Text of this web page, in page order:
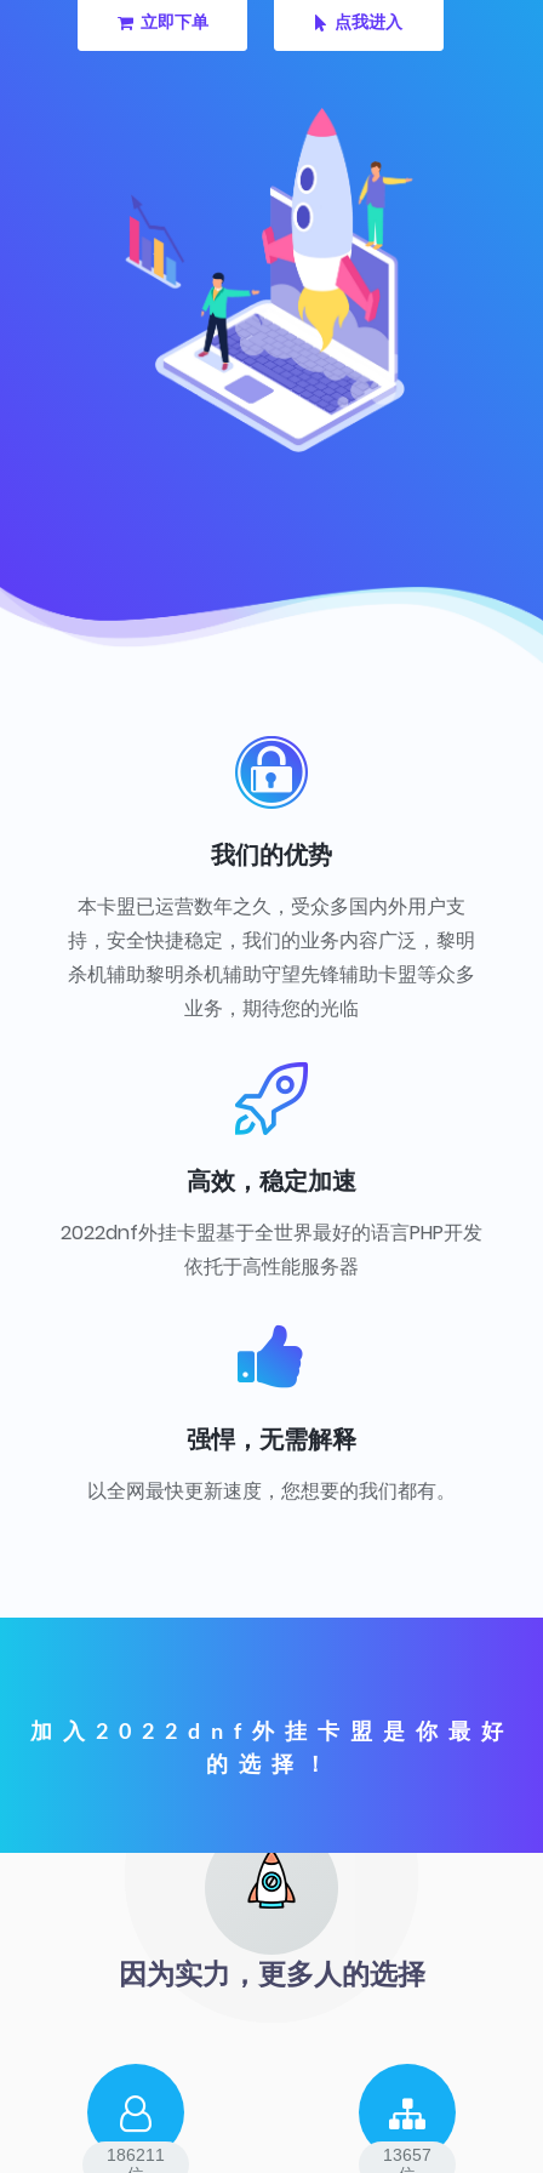
立即下单 点我进入
我们的优势
本卡盟已运营数年之久，受众多国内外用户支
持，安全快捷稳定，我们的业务内容广泛，黎明
杀机辅助黎明杀机辅助守望先锋辅助卡盟等众多
业务，期待您的光临
高效，稳定加速
2022dnf外挂卡盟基于全世界最好的语言PHP开发
依托于高性能服务器
强悍，无需解释
以全网最快更新速度，您想要的我们都有。
加入2022dnf外挂卡盟是你最好
的选择！
因为实力，更多人的选择
186211
13657